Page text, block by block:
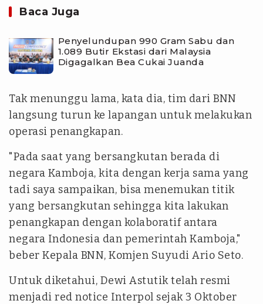
Baca Juga
Penyelundupan 990 Gram Sabu dan
1.089 Butir Ekstasi dari Malaysia
Digagalkan Bea Cukai Juanda
Tak menunggu lama, kata dia, tim dari BNN
langsung turun ke lapangan untuk melakukan
operasi penangkapan.
"Pada saat yang bersangkutan berada di
negara Kamboja, kita dengan kerja sama yang
tadi saya sampaikan, bisa menemukan titik
yang bersangkutan sehingga kita lakukan
penangkapan dengan kolaboratif antara
negara Indonesia dan pemerintah Kamboja,"
beber Kepala BNN, Komjen Suyudi Ario Seto.
Untuk diketahui, Dewi Astutik telah resmi
menjadi red notice Interpol sejak 3 Oktober